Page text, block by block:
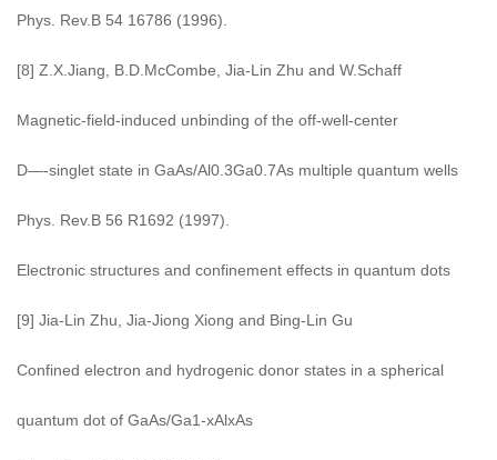
Phys. Rev.B 54 16786 (1996).
[8] Z.X.Jiang, B.D.McCombe, Jia-Lin Zhu and W.Schaff
Magnetic-field-induced unbinding of the off-well-center
D—-singlet state in GaAs/Al0.3Ga0.7As multiple quantum wells
Phys. Rev.B 56 R1692 (1997).
Electronic structures and confinement effects in quantum dots
[9] Jia-Lin Zhu, Jia-Jiong Xiong and Bing-Lin Gu
Confined electron and hydrogenic donor states in a spherical
quantum dot of GaAs/Ga1-xAlxAs